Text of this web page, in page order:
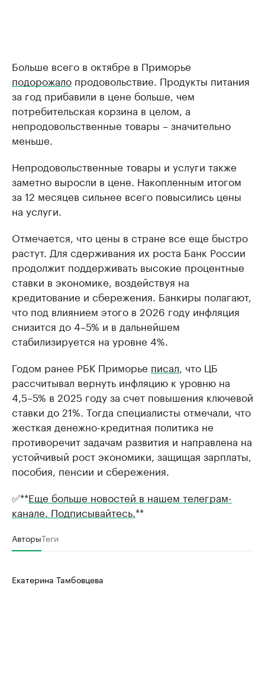
Больше всего в октябре в Приморье
подорожало продовольствие. Продукты питания
за год прибавили в цене больше, чем
потребительская корзина в целом, а
непродовольственные товары – значительно
меньше.
Непродовольственные товары и услуги также
заметно выросли в цене. Накопленным итогом
за 12 месяцев сильнее всего повысились цены
на услуги.
Отмечается, что цены в стране все еще быстро
растут. Для сдерживания их роста Банк России
продолжит поддерживать высокие процентные
ставки в экономике, воздействуя на
кредитование и сбережения. Банкиры полагают,
что под влиянием этого в 2026 году инфляция
снизится до 4–5% и в дальнейшем
стабилизируется на уровне 4%.
Годом ранее РБК Приморье писал , что ЦБ
рассчитывал вернуть инфляцию к уровню на
4,5–5% в 2025 году за счет повышения ключевой
ставки до 21%. Тогда специалисты отмечали, что
жесткая денежно-кредитная политика не
противоречит задачам развития и направлена на
устойчивый рост экономики, защищая зарплаты,
пособия, пенсии и сбережения.
✅**Еще больше новостей в нашем телеграм-
канале. Подписывайтесь. **
АвторыТеги
Екатерина Тамбовцева